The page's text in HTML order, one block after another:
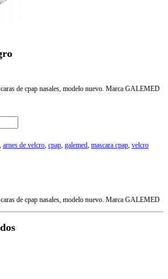
de cpap nasales, modelo nuevo. Marca GALEMED
, arnes de velcro, cpap, galemed, mascara cpap, velcro
de cpap nasales, modelo nuevo. Marca GALEMED